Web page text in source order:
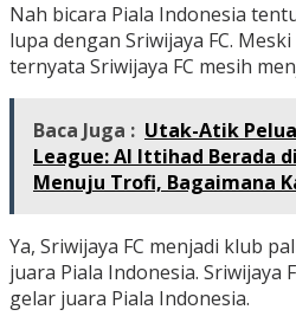
Nah bicara Piala Indonesia
lupa dengan Sriwijaya FC.
ternyata Sriwijaya FC mesih
Baca Juga : Utak-Atik
League: Al Ittihad Berada
Menuju Trofi, Bagaimana
Ya, Sriwijaya FC menjadi klub
juara Piala Indonesia. Sriwijaya
gelar juara Piala Indonesia.